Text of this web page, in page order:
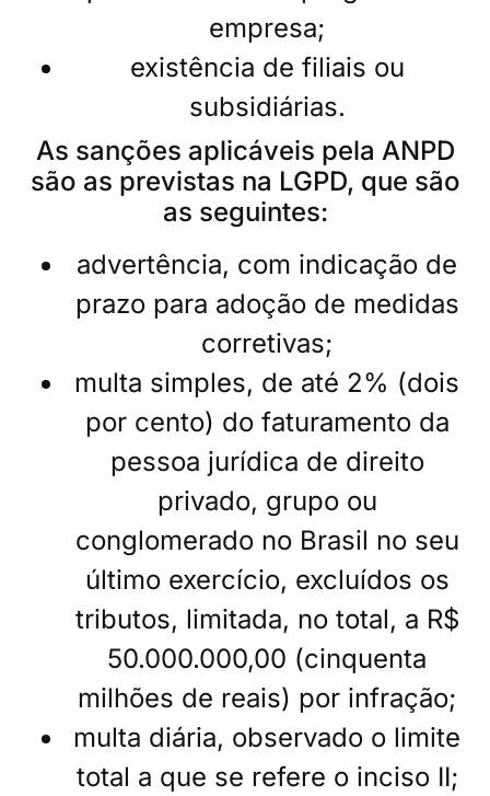
empresa;
existência de filiais ou
subsidiárias.
As sanções aplicáveis pela ANPD
são as previstas na LGPD, que são
as seguintes:
advertência, com indicação de
prazo para adoção de medidas
corretivas;
multa simples, de até 2% (dois
por cento) do faturamento da
pessoa jurídica de direito
privado, grupo ou
conglomerado no Brasil no seu
último exercício, excluídos os
tributos, limitada, no total, a R$
50.000.000,00 (cinquenta
milhões de reais) por infração;
multa diária, observado o limite
total a que se refere o inciso II;